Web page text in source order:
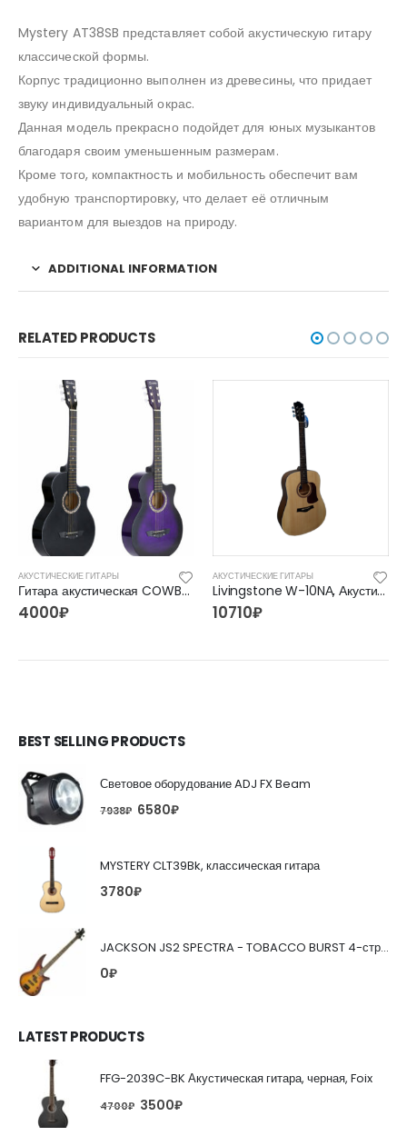
Mystery AT38SB представляет собой акустическую гитару
классической формы.
Корпус традиционно выполнен из древесины, что придает
звуку индивидуальный окрас.
Данная модель прекрасно подойдет для юных музыкантов
благодаря своим уменьшенным размерам.
Кроме того, компактность и мобильность обеспечит вам
удобную транспортировку, что делает её отличным
вариантом для выездов на природу.
ADDITIONAL INFORMATION
RELATED PRODUCTS
АКУСТИЧЕСКИЕ ГИТАРЫ
Гитара акустическая COWBOY 3810C BK 38″
4000₽
АКУСТИЧЕСКИЕ ГИТАРЫ
Livingstone W-10NА, Акустическая гитара
10710₽
BEST SELLING PRODUCTS
Световое оборудование ADJ FX Beam
7938₽ 6580₽
MYSTERY CLT39Bk, классическая гитара
3780₽
JACKSON JS2 SPECTRA - TOBACCO BURST 4-струнная бас-гитара
0₽
LATEST PRODUCTS
FFG-2039C-BK Акустическая гитара, черная, Foix
4700₽ 3500₽